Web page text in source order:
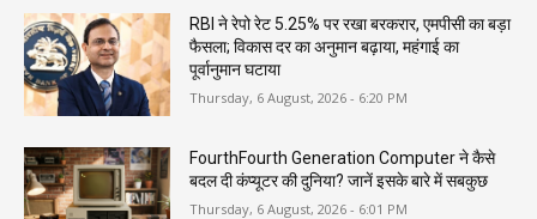
RBI ने रेपो रेट 5.25% पर रखा बरकरार, एमपीसी का बड़ा
फैसला; विकास दर का अनुमान बढ़ाया, महंगाई का
पूर्वानुमान घटाया
Thursday, 6 August, 2026 - 6:20 PM
FourthFourth Generation Computer ने कैसे
बदल दी कंप्यूटर की दुनिया? जानें इसके बारे में सबकुछ
Thursday, 6 August, 2026 - 6:01 PM